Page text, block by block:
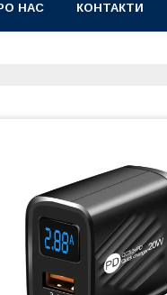
НАС КОНТАКТИ